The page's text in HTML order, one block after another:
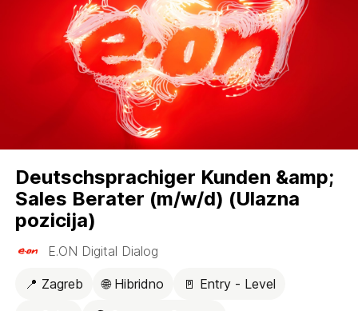
📍 Zagreb 🌐 Hibridno
🚪 Entry - Level
Deutschsprachiger Kunden &amp;
Sales Berater (m/w/d) (Ulazna
pozicija)
E.ON Digital Dialog